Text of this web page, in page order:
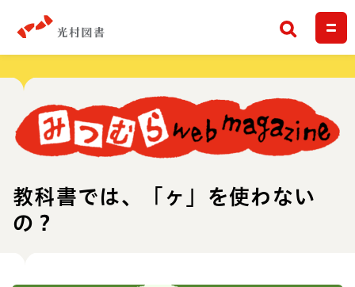
検索
教科書では、「ヶ」を使わない
の？